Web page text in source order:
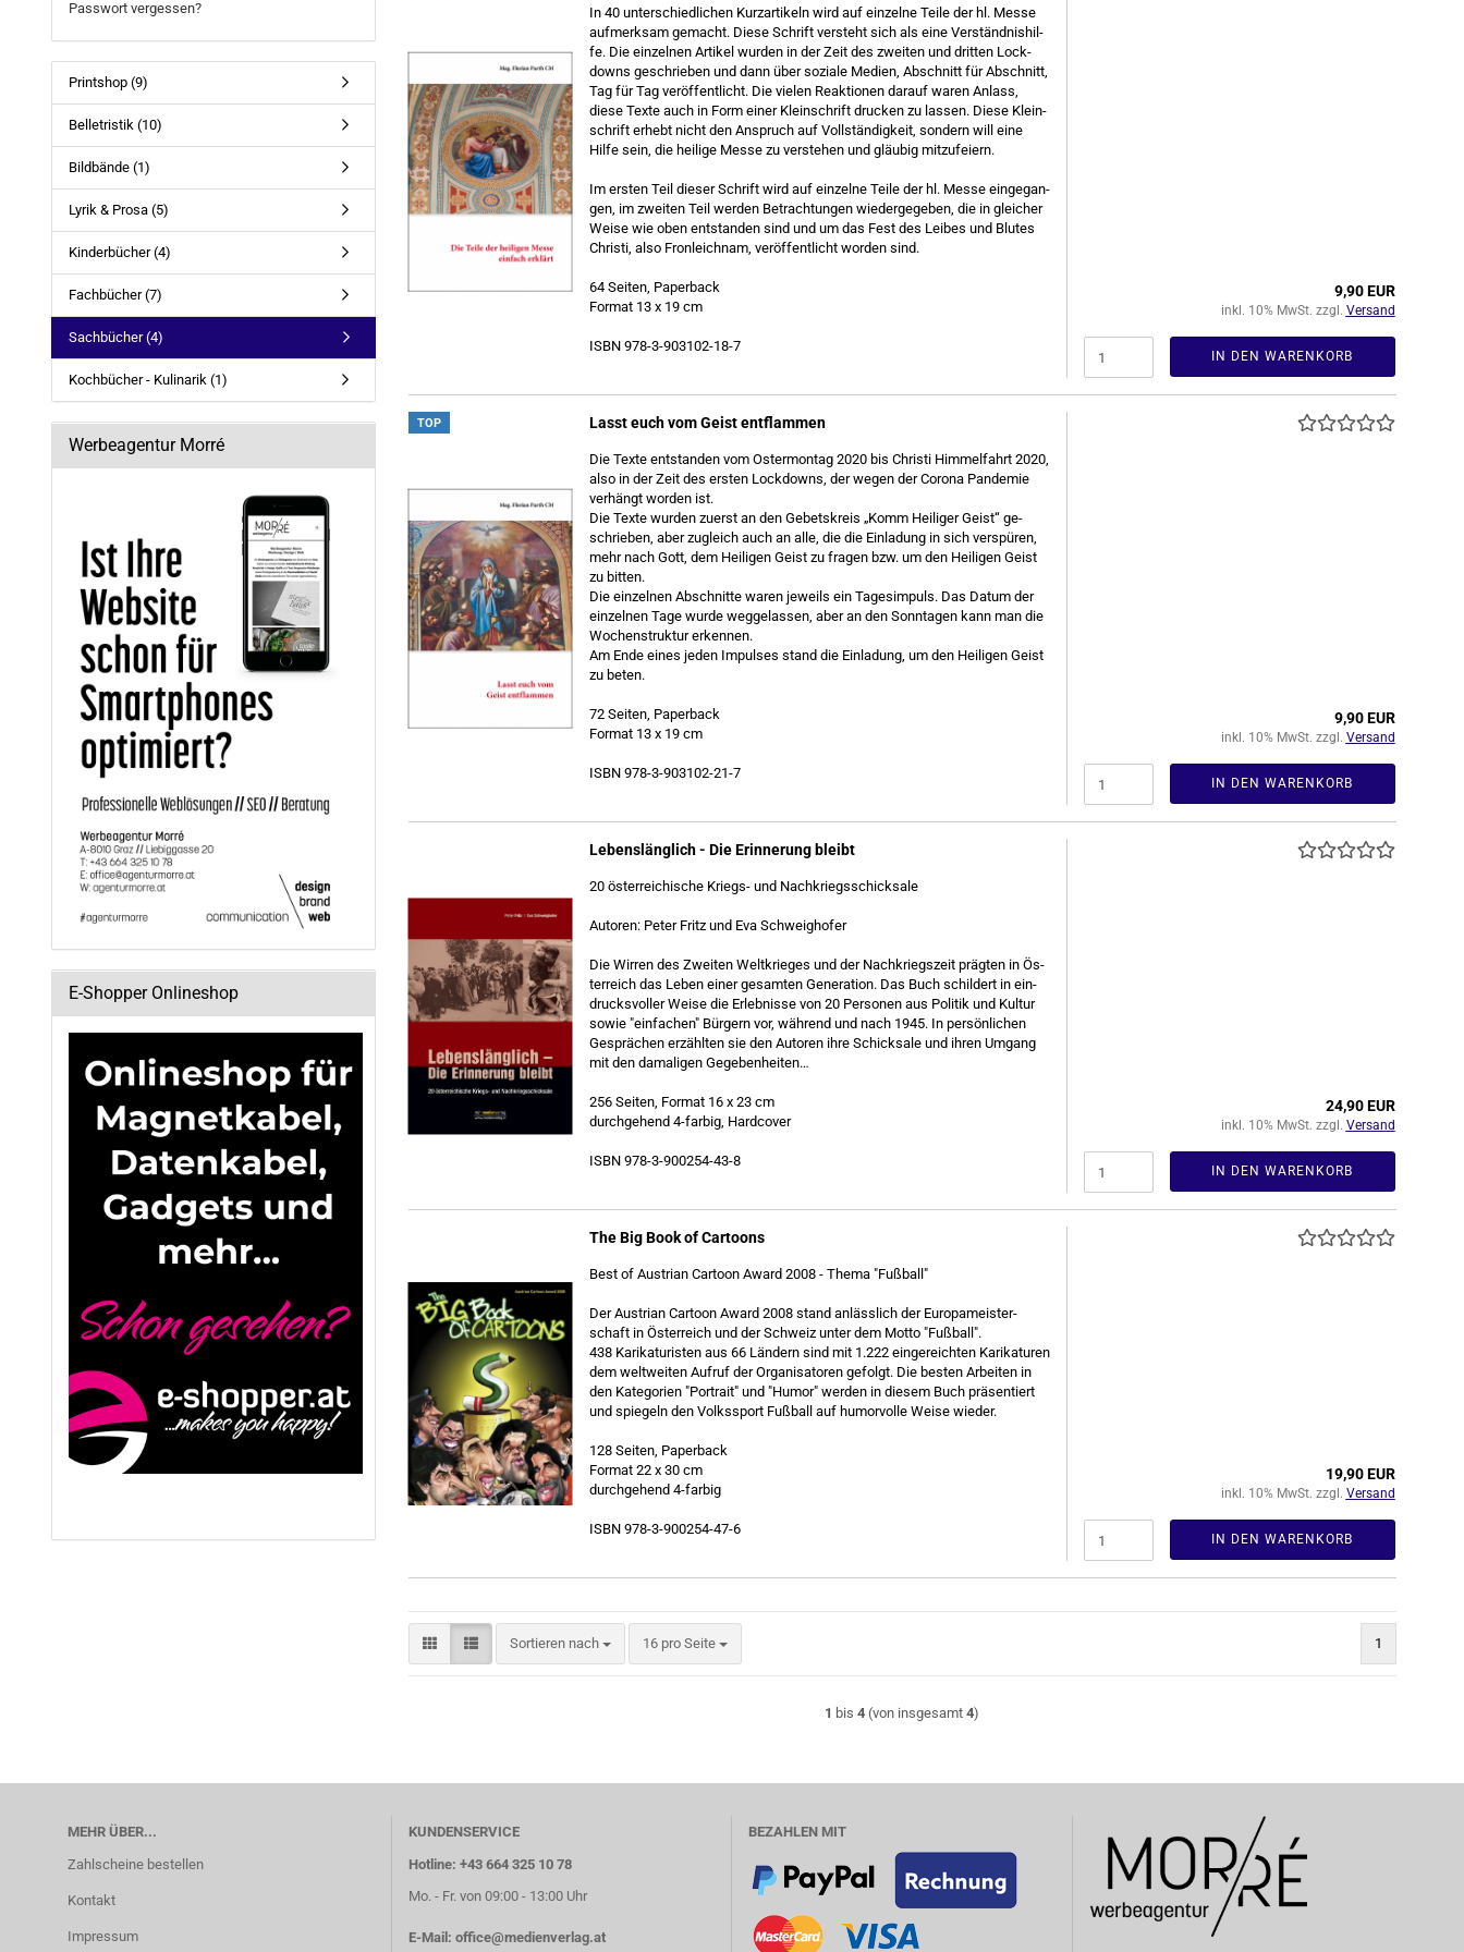
In 40 un­ter­schied­li­chen Kurz­ar­ti­keln wird auf ein­zel­ne Teile der hl. Messe
auf­merk­sam ge­macht. Diese Schrift ver­steht sich als eine Ver­ständ­nis­hil­
fe. Die ein­zel­nen Ar­ti­kel wur­den in der Zeit des zwei­ten und drit­ten Lock­
downs ge­schrie­ben und dann über so­zia­le Me­di­en, Ab­schnitt für Ab­schnitt,
Tag für Tag ver­öf­fent­licht. Die vie­len Re­ak­tio­nen dar­auf waren An­lass,
diese Texte auch in Form einer Klein­schrift dru­cken zu las­sen. Diese Klein­
schrift er­hebt nicht den An­spruch auf Voll­stän­dig­keit, son­dern will eine
Hilfe sein, die hei­li­ge Messe zu ver­ste­hen und gläu­big mit­zu­fei­ern.
Im ers­ten Teil die­ser Schrift wird auf ein­zel­ne Teile der hl. Messe ein­ge­gan­
gen, im zwei­ten Teil wer­den Be­trach­tun­gen wie­der­ge­ge­ben, die in glei­cher
Weise wie oben ent­stan­den sind und um das Fest des Lei­bes und Blu­tes
Chris­ti, also Fron­leich­nam, ver­öf­fent­licht wor­den sind.
64 Sei­ten, Pa­per­back
For­mat 13 x 19 cm
ISBN 978-​3-903102-18-7
9,90 EUR
inkl. 10% MwSt. zzgl. Versand
IN DEN WARENKORB
TOP Lasst euch vom Geist ent­flam­men
Die Texte ent­stan­den vom Os­ter­mon­tag 2020 bis Chris­ti Him­mel­fahrt 2020,
also in der Zeit des ers­ten Lock­downs, der wegen der Co­ro­na Pan­de­mie
ver­hängt wor­den ist.
Die Texte wur­den zu­erst an den Ge­bets­kreis „Komm Hei­li­ger Geist“ ge­
schrie­ben, aber zu­gleich auch an alle, die die Ein­la­dung in sich ver­spü­ren,
mehr nach Gott, dem Hei­li­gen Geist zu fra­gen bzw. um den Hei­li­gen Geist
zu bit­ten.
Die ein­zel­nen Ab­schnit­te waren je­weils ein Ta­ges­im­puls. Das Datum der
ein­zel­nen Tage wurde weg­ge­las­sen, aber an den Sonn­ta­gen kann man die
Wo­chen­struk­tur er­ken­nen.
Am Ende eines jeden Im­pul­ses stand die Ein­la­dung, um den Hei­li­gen Geist
zu beten.
72 Sei­ten, Pa­per­back
For­mat 13 x 19 cm
ISBN 978-​3-903102-21-7
9,90 EUR
inkl. 10% MwSt. zzgl. Versand
IN DEN WARENKORB
Le­bens­läng­lich - Die Er­in­ne­rung bleibt
20 ös­ter­rei­chi­sche Kriegs-​ und Nach­kriegs­schick­sa­le
Au­toren: Peter Fritz und Eva Schweig­ho­fer
Die Wir­ren des Zwei­ten Welt­krie­ges und der Nach­kriegs­zeit präg­ten in Ös­
ter­reich das Leben einer ge­sam­ten Ge­nera­ti­on. Das Buch schil­dert in ein­
drucks­vol­ler Weise die Er­leb­nis­se von 20 Per­so­nen aus Po­li­tik und Kul­tur
sowie "ein­fa­chen" Bür­gern vor, wäh­rend und nach 1945. In per­sön­li­chen
Ge­sprä­chen er­zähl­ten sie den Au­toren ihre Schick­sa­le und ihren Um­gang
mit den da­ma­li­gen Ge­ge­ben­hei­ten…
256 Sei­ten, For­mat 16 x 23 cm
durch­ge­hend 4-​farbig, Hard­co­ver
ISBN 978-​3-900254-43-8
24,90 EUR
inkl. 10% MwSt. zzgl. Versand
IN DEN WARENKORB
The Big Book of Car­toons
Best of Aus­tri­an Car­toon Award 2008 - Thema "Fuß­ball"
Der Aus­tri­an Car­toon Award 2008 stand an­läss­lich der Eu­ro­pa­meis­ter­
schaft in Ös­ter­reich und der Schweiz unter dem Motto "Fuß­ball".
438 Ka­ri­ka­tu­ris­ten aus 66 Län­dern sind mit 1.222 ein­ge­reich­ten Ka­ri­ka­tu­ren
dem welt­wei­ten Auf­ruf der Or­ga­ni­sa­to­ren ge­folgt. Die bes­ten Ar­bei­ten in
den Ka­te­go­rien "Por­trait" und "Humor" wer­den in die­sem Buch prä­sen­tiert
und spie­geln den Volks­sport Fuß­ball auf hu­mor­vol­le Weise wie­der.
128 Sei­ten, Pa­per­back
For­mat 22 x 30 cm
durch­ge­hend 4-​farbig
ISBN 978-​3-900254-47-6
19,90 EUR
inkl. 10% MwSt. zzgl. Versand
IN DEN WARENKORB
Sortieren nach
Sortieren nach 16 pro Seite
pro Seite 1
1 bis4 (von insgesamt4)
Passwort vergessen?
Printshop (9)
Belletristik (10)
Bildbände (1)
Lyrik & Prosa (5)
Kinderbücher (4)
Fachbücher (7)
Sachbücher (4)
Kochbücher - Kulinarik (1)
Werbeagentur Morré
E-Shopper Onlineshop
MEHR ÜBER...
Zahlscheine bestellen
Kontakt
Impressum
KUNDENSERVICE
Hotline: +43 664 325 10 78
Mo. - Fr. von 09:00 - 13:00 Uhr
E-Mail: office@medienverlag.at
BEZAHLEN MIT